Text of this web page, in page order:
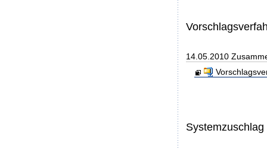
14.05.2010
Systemzuschlag